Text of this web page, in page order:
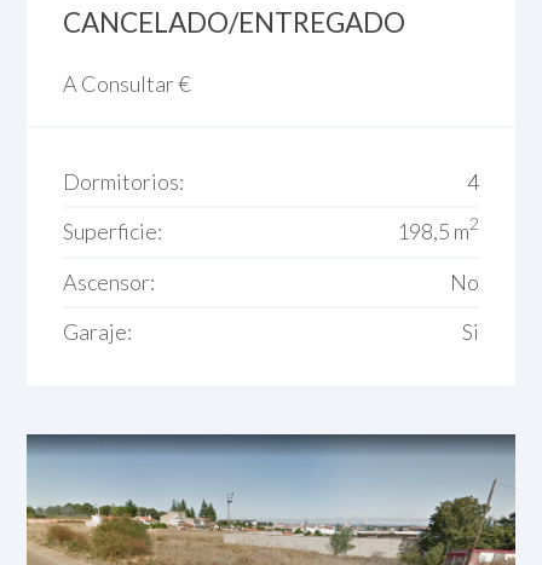
CANCELADO/ENTREGADO
A Consultar€
Dormitorios:
4
Superficie:
198,5 m2
Ascensor:
No
Garaje:
Si